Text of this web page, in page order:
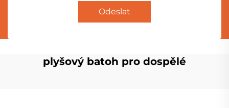
Odeslat
plyšový batoh pro dospělé